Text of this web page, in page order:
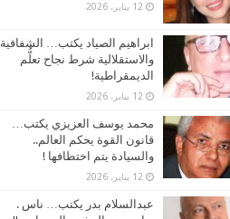
12 يناير، 2026
ابراهيم الصياد يكتب… الشفافية
والاستقلالية شرط نجاح تعلُّم
الديمقراطية!
12 يناير، 2026
محمد يوسف العزيزي يكتب…
قانون القوة يحكم العالم..
والسيادة يتم اختطافها !
12 يناير، 2026
عبدالسلام بدر يكتب… ناس .